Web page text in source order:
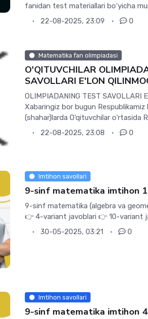
fanidan test materiallari bo‘yicha
22-08-2025, 23:09
0
Matematika fan olimpiadasi
O'QITUVCHILAR
SAVOLLARI E'LON
OLIMPIADANING TEST SAVOLLARI
Xabaringiz bor bugun Respublikamiz
(shahar)larda O'qituvchilar o'rtasida
22-08-2025, 23:08
0
Imtihon savollari
9-sinf matematika imtihon
9-sinf matematika (algebra va
👉 4-variant javoblari 👉 10-variant
30-05-2025, 03:21
0
Imtihon savollari
9-sinf matematika imtihon